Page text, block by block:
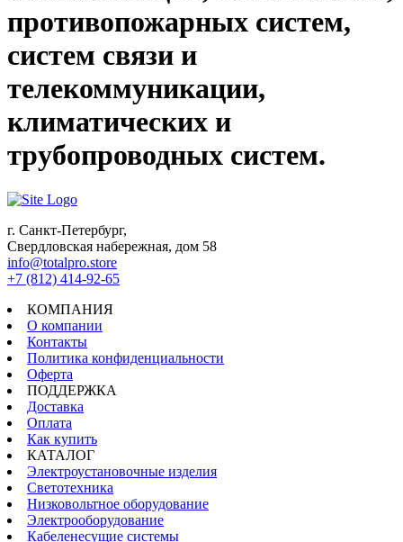
противопожарных систем,
систем связи и
телекоммуникации,
климатических и
трубопроводных систем.
г. Санкт-Петербург,
Свердловская набережная, дом 58
info@totalpro.store
+7 (812) 414-92-65
КОМПАНИЯ
О компании
Контакты
Политика конфиденциальности
Оферта
ПОДДЕРЖКА
Доставка
Оплата
Как купить
КАТАЛОГ
Электроустановочные изделия
Светотехника
Низковольтное оборудование
Электрооборудование
Кабеленесущие системы